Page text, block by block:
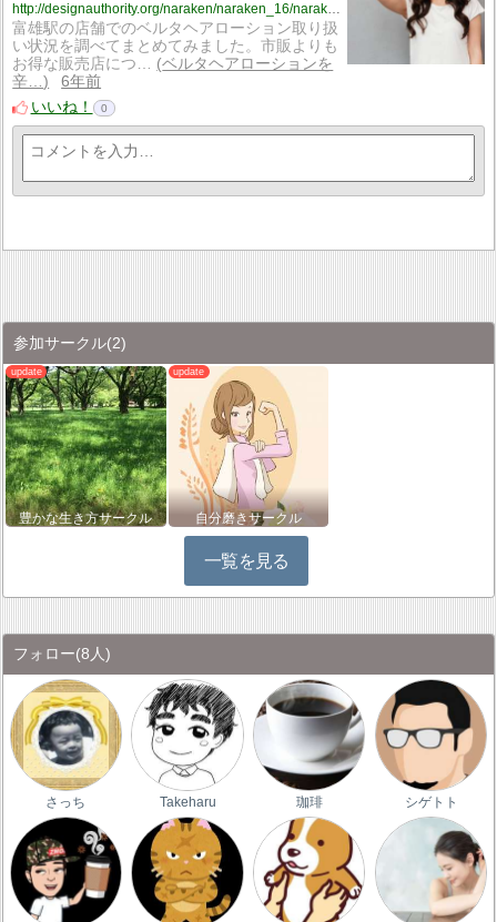
http://designauthority.org/naraken/naraken_16/naraken_16_vriku14/
富雄駅の店舗でのベルタヘアローション取り扱
い状況を調べてまとめてみました。市販よりも
お得な販売店につ…
ベルタヘアローションを
辛…
6年前
いいね！
0
参加サークル(2)
豊かな生き方サークル 自分磨きサークル
一覧を見る
フォロー(8人)
さっち Takeharu 珈琲 シゲトト